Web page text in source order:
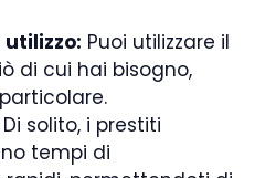
utilizzo: Puoi utilizzare il
di cui hai bisogno,
Di solito, i prestiti
tempi di